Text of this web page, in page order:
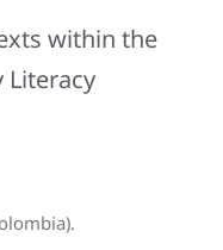
within the